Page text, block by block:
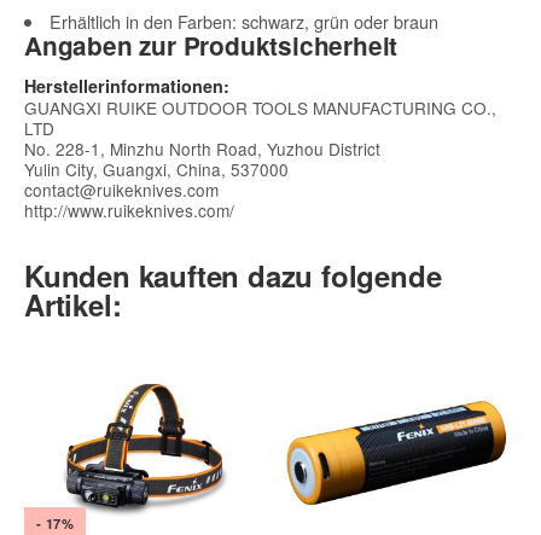
Erhältlich in den Farben: schwarz, grün oder braun
Angaben zur Produktsicherheit
Herstellerinformationen:
GUANGXI RUIKE OUTDOOR TOOLS MANUFACTURING CO.,
LTD
No. 228-1, Minzhu North Road, Yuzhou District
Yulin City, Guangxi, China, 537000
contact@ruikeknives.com
http://www.ruikeknives.com/
Kunden kauften dazu folgende
Artikel:
- 17%